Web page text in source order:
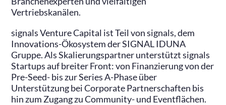
Vertriebskanälen.
signals Venture Capital ist Teil von signals, dem
Innovations-Ökosystem der SIGNAL IDUNA
Gruppe. Als Skalierungspartner unterstützt signals
Startups auf breiter Front: von Finanzierung von der
Pre-Seed- bis zur Series A-Phase über
Unterstützung bei Corporate Partnerschaften bis
hin zum Zugang zu Community- und Eventflächen.